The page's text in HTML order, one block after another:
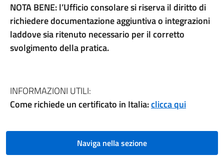
NOTA BENE: l’Ufficio consolare si riserva il diritto di
richiedere documentazione aggiuntiva o integrazioni
laddove sia ritenuto necessario per il corretto
svolgimento della pratica.
INFORMAZIONI UTILI:
Come richiede un certificato in Italia:clicca qui
Naviga nella sezione